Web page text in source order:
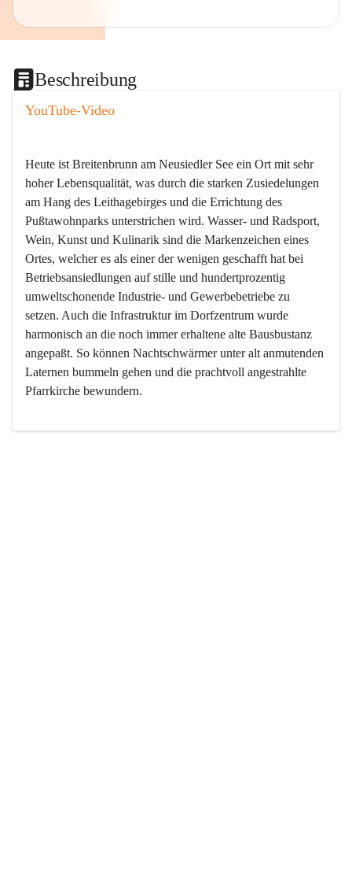
Beschreibung
YouTube-Video
Heute ist Breitenbrunn am Neusiedler See ein Ort mit sehr
hoher Lebensqualität, was durch die starken Zusiedelungen
am Hang des Leithagebirges und die Errichtung des
Pußtawohnparks unterstrichen wird. Wasser- und Radsport,
Wein, Kunst und Kulinarik sind die Markenzeichen eines
Ortes, welcher es als einer der wenigen geschafft hat bei
Betriebsansiedlungen auf stille und hundertprozentig
umweltschonende Industrie- und Gewerbebetriebe zu
setzen. Auch die Infrastruktur im Dorfzentrum wurde
harmonisch an die noch immer erhaltene alte Bausbustanz
angepaßt. So können Nachtschwärmer unter alt anmutenden
Laternen bummeln gehen und die prachtvoll angestrahlte
Pfarrkirche bewundern.
Der Weinbau dominert heute nicht mehr, ist aber integrativer